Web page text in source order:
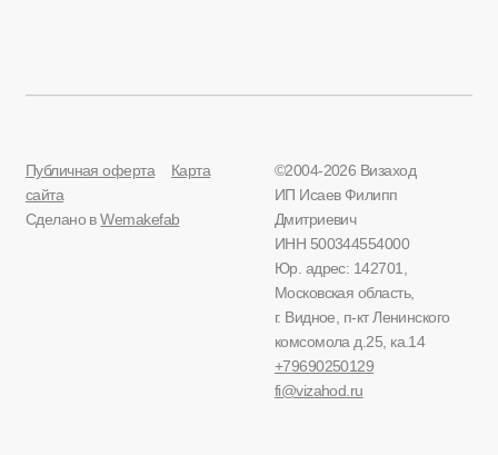
Публичная оферта
Карта
сайта
Сделано вWemakefab
©2004-2026 Визаход
ИП Исаев Филипп
Дмитриевич
ИНН 500344554000
Юр. адрес: 142701,
Московская область,
г. Видное, п-кт Ленинского
комсомола д.25, ка.14
+79690250129
fi@vizahod.ru